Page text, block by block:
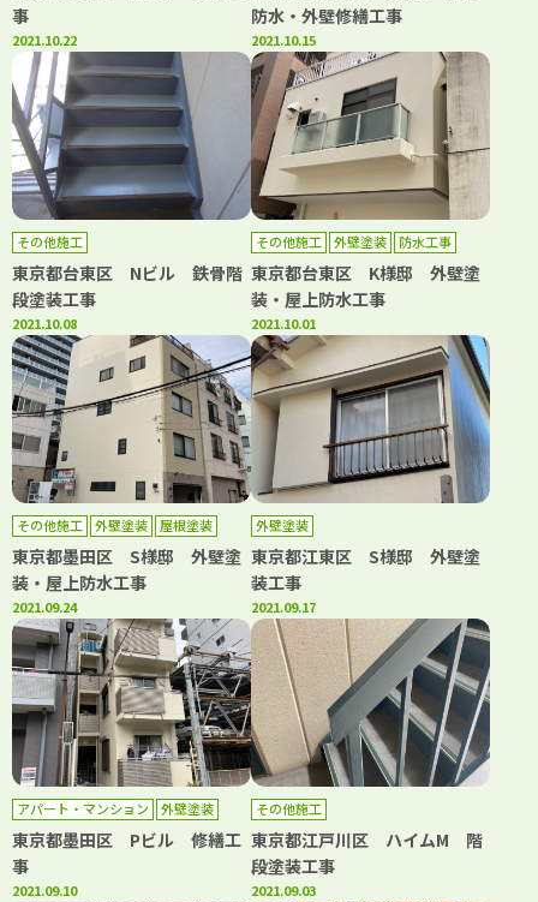
事
2021.10.22
防水・外壁修繕工事
2021.10.15
その他施工
東京都台東区 Nビル 鉄骨階
段塗装工事
2021.10.08
その他施工 外壁塗装 防水工事
東京都台東区 K様邸 外壁塗
装・屋上防水工事
2021.10.01
その他施工 外壁塗装 屋根塗装
東京都墨田区 S様邸 外壁塗
装・屋上防水工事
2021.09.24
外壁塗装
東京都江東区 S様邸 外壁塗
装工事
2021.09.17
アパート・マンション
外壁塗装
防水工事
東京都墨田区 Pビル 修繕工
事
2021.09.10
その他施工
東京都江戸川区 ハイムM 階
段塗装工事
2021.09.03